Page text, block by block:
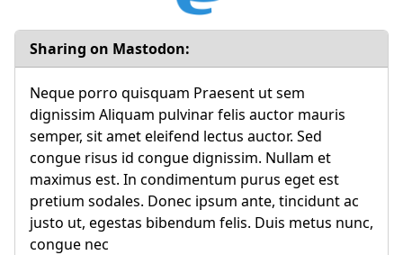
Sharing on Mastodon:
Neque porro quisquam Praesent ut sem
dignissim Aliquam pulvinar felis auctor mauris
semper, sit amet eleifend lectus auctor. Sed
congue risus id congue dignissim. Nullam et
maximus est. In condimentum purus eget est
pretium sodales. Donec ipsum ante, tincidunt ac
justo ut, egestas bibendum felis. Duis metus nunc,
congue nec